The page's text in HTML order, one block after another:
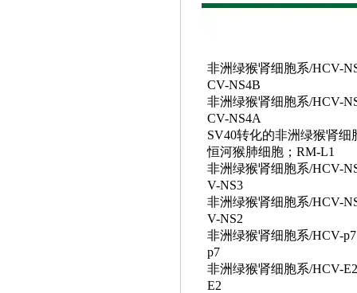
非洲绿猴肾细胞系/HCV-
CV-NS4B
非洲绿猴肾细胞系/HCV-
CV-NS4A
SV40转化的非洲绿猴肾细
恒河猴肺细胞； RM-L1
非洲绿猴肾细胞系/HCV-
V-NS3
非洲绿猴肾细胞系/HCV-
V-NS2
非洲绿猴肾细胞系/HCV-
p7
非洲绿猴肾细胞系/HCV-
E2